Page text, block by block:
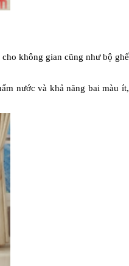
không gian cũng như bộ ghế
nước và khả năng bai màu ít,